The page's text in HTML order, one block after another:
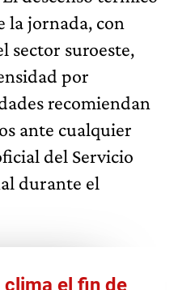
la jornada, con
sector suroeste,
por
recomiendan
ante cualquier
del Servicio
durante el
el fin de